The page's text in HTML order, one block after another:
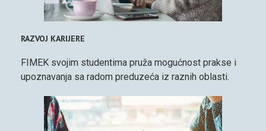
RAZVOJ KARIJERE
FIMEK svojim studentima pruža mogućnost prakse i
upoznavanja sa radom preduzeća iz raznih oblasti.